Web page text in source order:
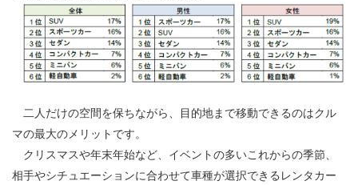
二人だけの空間を保ちながら、目的地まで移動できるのはクル
マの最大のメリットです。
クリスマスや年末年始など、イベントの多いこれからの季節、
相手やシチュエーションに合わせて車種が選択できるレンタカー